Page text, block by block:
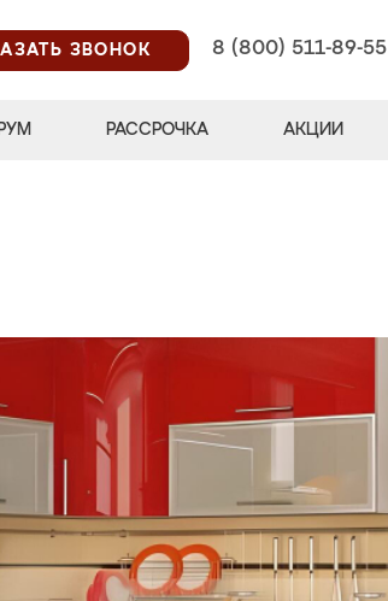
ЗВОНОК
8 (800) 511-89-55
РАССРОЧКА АКЦИИ